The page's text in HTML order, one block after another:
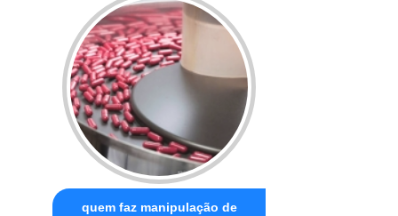
quem faz manipulação de